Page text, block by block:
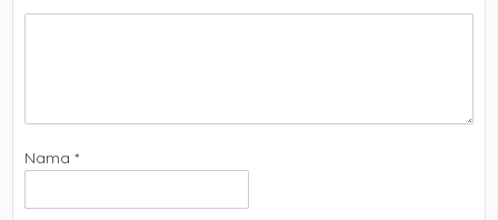
Nama*